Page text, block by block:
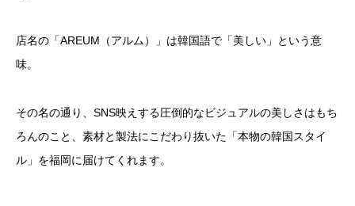
店名の「AREUM（アルム）」は韓国語で「美しい」という意
味。
その名の通り、SNS映えする圧倒的なビジュアルの美しさはもち
ろんのこと、素材と製法にこだわり抜いた「本物の韓国スタイ
ル」を福岡に届けてくれます。